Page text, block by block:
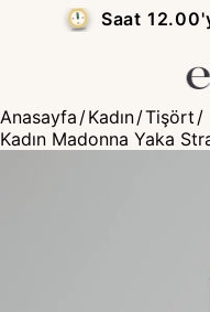
Saat
Anasayfa /Kadın/Tişört /
Kadın Madonna Yaka